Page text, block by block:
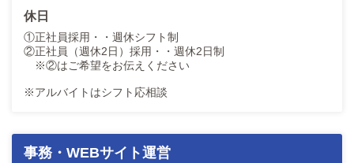
休日
①正社員採用・・週休シフト制
②正社員（週休2日）採用・・週休2日制
※②はご希望をお伝えください
※アルバイトはシフト応相談
事務・WEBサイト運営